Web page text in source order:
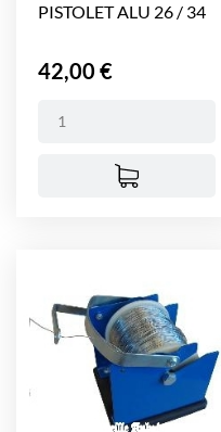
PISTOLET ALU 26 / 34
Prix
42,00 €